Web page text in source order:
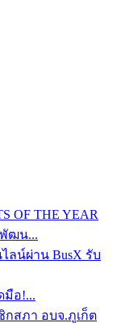
OF THE YEAR
พัฒน...
ลน์ผ่าน BusX รับ
มือ!...
กสภา อบจ.ภูเก็ต